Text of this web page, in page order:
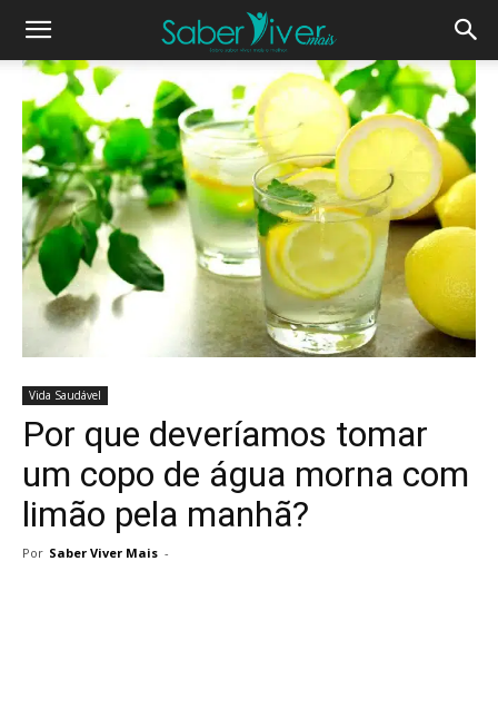
Vida Saudável
Por que deveríamos tomar
um copo de água morna com
limão pela manhã?
Por Saber Viver Mais -